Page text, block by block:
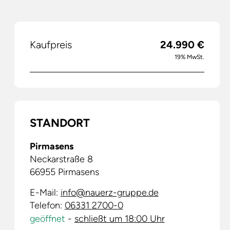
Kaufpreis 24.990 €
19% MwSt.
STANDORT
Pirmasens
Neckarstraße 8
66955 Pirmasens
E-Mail: info@nauerz-gruppe.de
Telefon: 06331 2700-0
geöffnet - schließt um 18:00 Uhr